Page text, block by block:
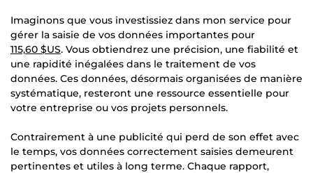
Imaginons que vous investissiez dans mon service pour
gérer la saisie de vos données importantes pour
115,60 $US. Vous obtiendrez une précision, une fiabilité et
une rapidité inégalées dans le traitement de vos
données. Ces données, désormais organisées de manière
systématique, resteront une ressource essentielle pour
votre entreprise ou vos projets personnels.
Contrairement à une publicité qui perd de son effet avec
le temps, vos données correctement saisies demeurent
pertinentes et utiles à long terme. Chaque rapport,